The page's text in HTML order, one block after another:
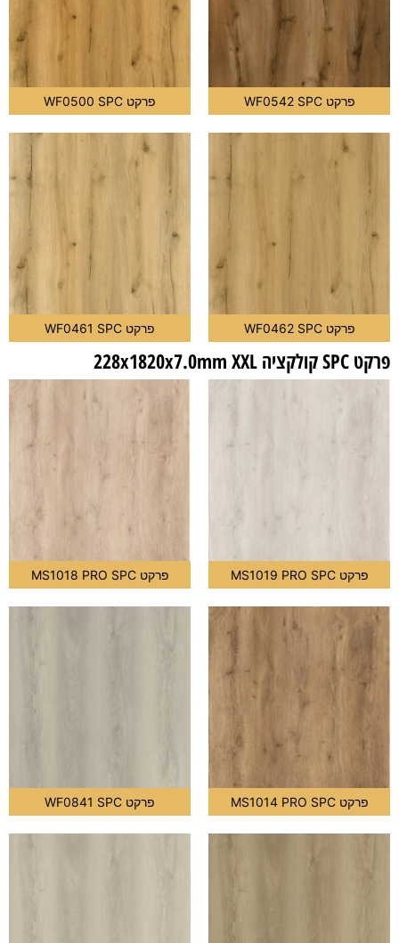
פרקט WF0542 SPC פרקט WF0500 SPC
פרקט WF0462 SPC פרקט WF0461 SPC
פרקט SPC קולקציה 228x1820x7.0mm XXL
פרקט MS1019 PRO SPC פרקט MS1018 PRO SPC
פרקט MS1014 PRO SPC פרקט WF0841 SPC